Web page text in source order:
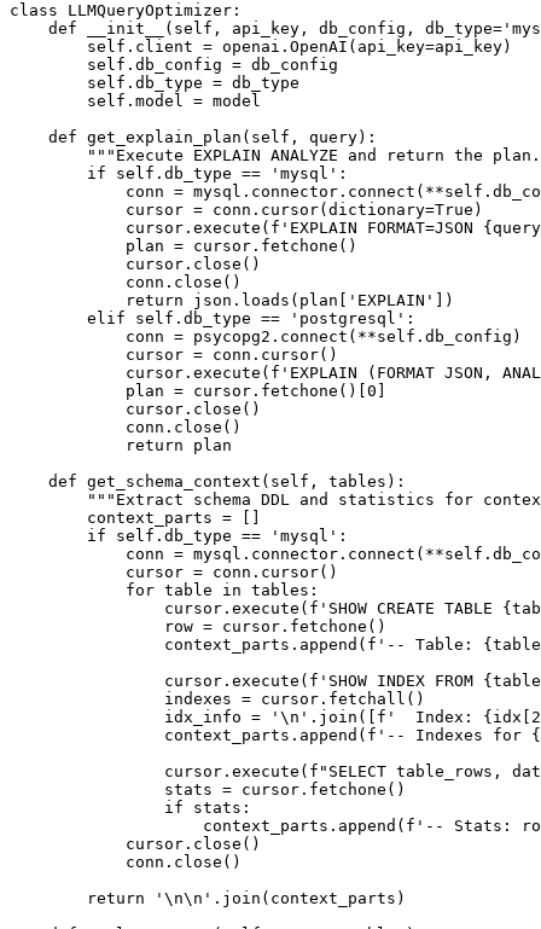
class LLMQueryOptimizer:
def __init__(self, api_key, db_config,
        self.client = openai.OpenAI(api_key=api_key)
        self.db_config = db_config
        self.db_type = db_type
        self.model = model
    def get_explain_plan(self, query):
"""Execute EXPLAIN ANALYZE and return the
        if self.db_type == 'mysql':
conn =
            cursor = conn.cursor(dictionary=True)
cursor.execute(f'EXPLAIN FORMAT=JSON
            plan = cursor.fetchone()
            cursor.close()
            conn.close()
            return json.loads(plan['EXPLAIN'])
        elif self.db_type == 'postgresql':
            conn = psycopg2.connect(**self.db_config)
            cursor = conn.cursor()
cursor.execute(f'EXPLAIN (FORMAT JSON,
            plan = cursor.fetchone()[0]
            cursor.close()
            conn.close()
            return plan
    def get_schema_context(self, tables):
"""Extract schema DDL and statistics for
        context_parts = []
        if self.db_type == 'mysql':
conn =
            cursor = conn.cursor()
            for table in tables:
cursor.execute(f'SHOW CREATE TABLE
                row = cursor.fetchone()
context_parts.append(f'-- Table:
cursor.execute(f'SHOW INDEX FROM
                indexes = cursor.fetchall()
idx_info = '\n'.join([f'  Index:
context_parts.append(f'-- Indexes for
cursor.execute(f"SELECT table_rows,
                stats = cursor.fetchone()
                if stats:
context_parts.append(f'-- Stats:
            cursor.close()
            conn.close()
        return '\n\n'.join(context_parts)